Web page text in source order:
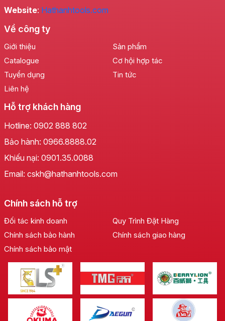
Chất Lượng Thép Vượt Trội:
Điểm nhấn làm nên sự khác biệt của
thép được biết đến với độ cứng vượt trội, khả năng
chống mài mòn tuyệt vời và độ bền bỉ ấn tượng. Nhờ
vậy, mũi tô vít luôn giữ được hình dạng ban đầu sau
thời gian dài sử dụng, ngay cả trong những điều kiện
làm việc khắc nghiệt nhất. Bạn sẽ không còn phải lo
Website: Hathanhtools.com
Về công ty
Giới thiệu
Sản phẩm
Catalogue
Cơ hội hợp tác
Tuyển dụng
Tin tức
Liên hệ
Hỗ trợ khách hàng
Hotline: 0902 888 802
Bảo hành: 0966.8888.02
Khiếu nại: 0901.35.0088
Email: cskh@hathanhtools.com
Chính sách hỗ trợ
Đối tác kinh doanh
Quy Trình Đặt Hàng
Chính sách bảo hành
Chính sách giao hàng
Chính sách bảo mật